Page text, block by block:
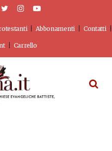
Abbonamenti Contatti
Carrello